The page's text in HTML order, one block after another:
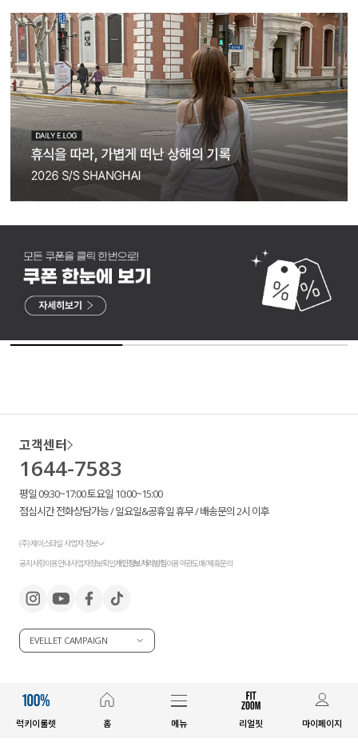
럭키이룰렛 홈 메뉴 리얼핏 마이페이지
고객센터
1644-7583
평일 09:30~17:00 토요일 10:00~15:00
점심시간 전화상담가능 / 일요일&공휴일 휴무 / 배송문의 2시 이후
(주) 제이스타일 사업자 정보
공지사항이용안내사업자정보확인개인정보처리방침이용약관도매/제휴문의
EVELLET CAMPAIGN